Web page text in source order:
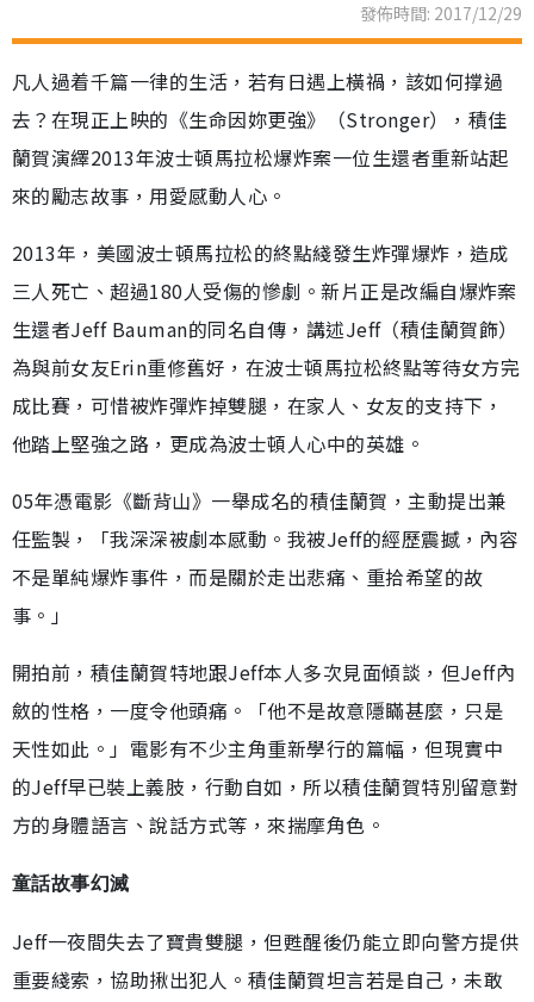
發佈時間: 2017/12/29
凡人過着千篇一律的生活，若有日遇上橫禍，該如何撑過
去？在現正上映的《生命因妳更強》（Stronger），積佳
蘭賀演繹2013年波士頓馬拉松爆炸案一位生還者重新站起
來的勵志故事，用愛感動人心。
2013年，美國波士頓馬拉松的終點綫發生炸彈爆炸，造成
三人死亡、超過180人受傷的慘劇。新片正是改編自爆炸案
生還者Jeff Bauman的同名自傳，講述Jeff（積佳蘭賀飾）
為與前女友Erin重修舊好，在波士頓馬拉松終點等待女方完
成比賽，可惜被炸彈炸掉雙腿，在家人、女友的支持下，
他踏上堅強之路，更成為波士頓人心中的英雄。
05年憑電影《斷背山》一舉成名的積佳蘭賀，主動提出兼
任監製，「我深深被劇本感動。我被Jeff的經歷震撼，內容
不是單純爆炸事件，而是關於走出悲痛、重拾希望的故
事。」
開拍前，積佳蘭賀特地跟Jeff本人多次見面傾談，但Jeff內
斂的性格，一度令他頭痛。「他不是故意隱瞞甚麼，只是
天性如此。」電影有不少主角重新學行的篇幅，但現實中
的Jeff早已裝上義肢，行動自如，所以積佳蘭賀特別留意對
方的身體語言、說話方式等，來揣摩角色。
童話故事幻滅
Jeff一夜間失去了寶貴雙腿，但甦醒後仍能立即向警方提供
重要綫索，協助揪出犯人。積佳蘭賀坦言若是自己，未敢